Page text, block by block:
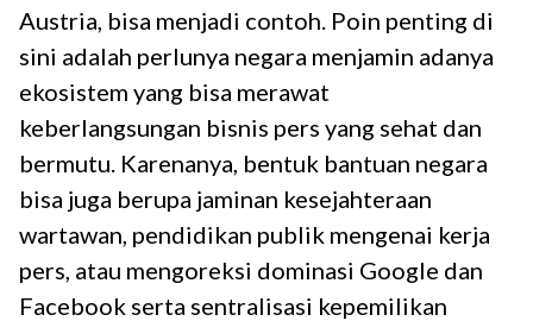
Austria, bisa menjadi contoh. Poin penting di
sini adalah perlunya negara menjamin adanya
ekosistem yang bisa merawat
keberlangsungan bisnis pers yang sehat dan
bermutu. Karenanya, bentuk bantuan negara
bisa juga berupa jaminan kesejahteraan
wartawan, pendidikan publik mengenai kerja
pers, atau mengoreksi dominasi Google dan
Facebook serta sentralisasi kepemilikan